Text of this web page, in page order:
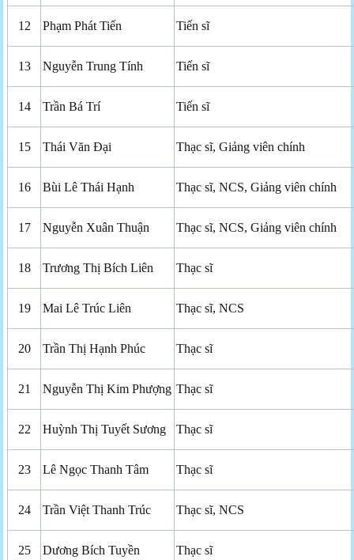
12 Phạm Phát Tiến Tiến sĩ
13 Nguyễn Trung Tính Tiến sĩ
14 Trần Bá Trí Tiến sĩ
15 Thái Văn Đại Thạc sĩ, Giảng viên chính
16 Bùi Lê Thái Hạnh Thạc sĩ, NCS, Giảng viên chính
17 Nguyễn Xuân Thuận Thạc sĩ, NCS, Giảng viên chính
18 Trương Thị Bích Liên Thạc sĩ
19 Mai Lê Trúc Liên Thạc sĩ, NCS
20 Trần Thị Hạnh Phúc Thạc sĩ
21 Nguyễn Thị Kim Phượng Thạc sĩ
22 Huỳnh Thị Tuyết Sương Thạc sĩ
23 Lê Ngọc Thanh Tâm Thạc sĩ
24 Trần Việt Thanh Trúc Thạc sĩ, NCS
25 Dương Bích Tuyền Thạc sĩ